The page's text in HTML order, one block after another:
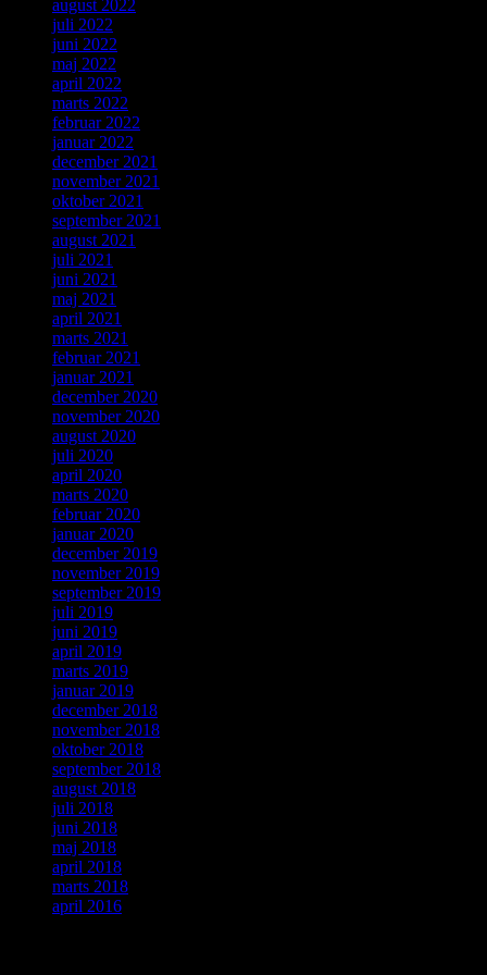
august 2022
juli 2022
juni 2022
maj 2022
april 2022
marts 2022
februar 2022
januar 2022
december 2021
november 2021
oktober 2021
september 2021
august 2021
juli 2021
juni 2021
maj 2021
april 2021
marts 2021
februar 2021
januar 2021
december 2020
november 2020
august 2020
juli 2020
april 2020
marts 2020
februar 2020
januar 2020
december 2019
november 2019
september 2019
juli 2019
juni 2019
april 2019
marts 2019
januar 2019
december 2018
november 2018
oktober 2018
september 2018
august 2018
juli 2018
juni 2018
maj 2018
april 2018
marts 2018
april 2016